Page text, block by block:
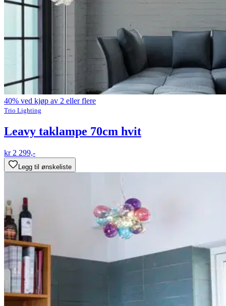
40% ved kjøp av 2 eller flere
Trio Lighting
Leavy taklampe 70cm hvit
kr 2 299,-
Legg til ønskeliste